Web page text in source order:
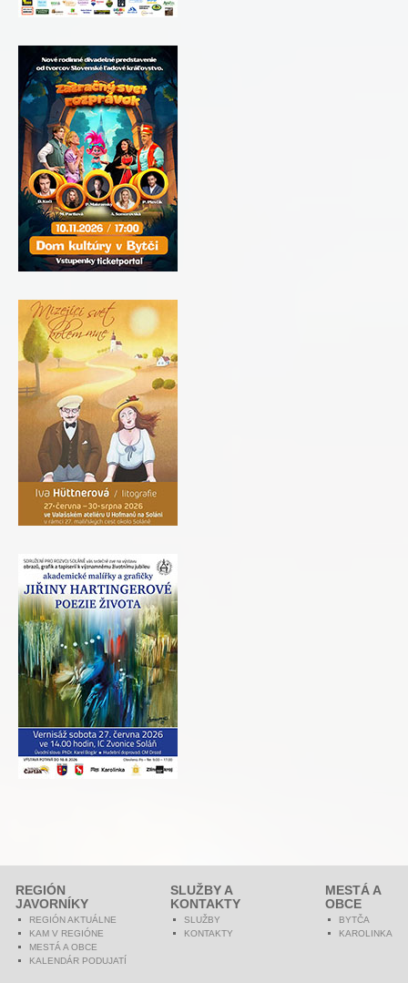
REGIÓN
JAVORNÍKY
REGIÓN AKTUÁLNE
KAM V REGIÓNE
MESTÁ A OBCE
KALENDÁR PODUJATÍ
SLUŽBY A
KONTAKTY
SLUŽBY
KONTAKTY
MESTÁ A
OBCE
BYTČA
KAROLINKA